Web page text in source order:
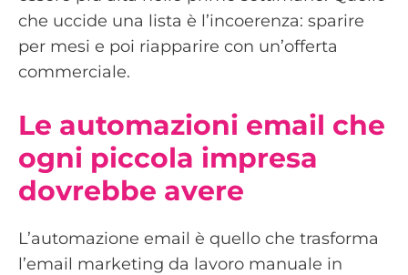
che uccide una lista è l’incoerenza: sparire
per mesi e poi riapparire con un’offerta
commerciale.
Le automazioni email che
ogni piccola impresa
dovrebbe avere
L’automazione email è quello che trasforma
l’email marketing da lavoro manuale in